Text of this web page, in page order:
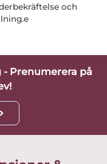
och
- Prenumerera på